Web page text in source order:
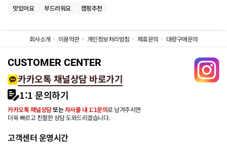
맛있어요
부드러워요 캠핑추천
회사소개 이용약관 개인정보처리방침 제휴문의 대량구매문의
CUSTOMER CENTER
카카오톡 채널상담 바로가기
1:1 문의하기
카카오톡 채널상담또는자사몰 내 1:1문의로 남겨주시면
더욱 빠르고 친절한 상담 도와드리겠습니다.
고객센터 운영시간